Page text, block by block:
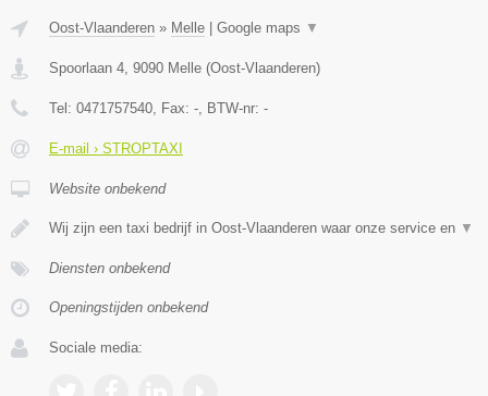
Oost-Vlaanderen » Melle | Google maps ▼
Spoorlaan 4 9090 Melle (Oost-Vlaanderen)
Tel: 0471757540 , Fax: - , BTW-nr: -
E-mail › STROPTAXI
Website onbekend
Wij zijn een taxi bedrijf in Oost-Vlaanderen waar onze service en ▼
Diensten onbekend
Openingstijden onbekend
Sociale media: